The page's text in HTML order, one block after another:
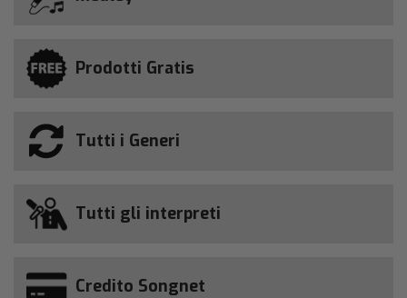
Prodotti Gratis
Tutti i Generi
Tutti gli interpreti
Credito Songnet